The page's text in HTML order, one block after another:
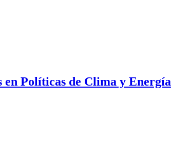
Políticas de Clima y Energía